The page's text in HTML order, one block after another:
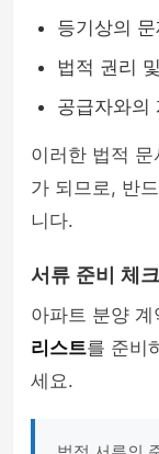
등기상의
법적 권리
공급자와의
이러한 법적
가 되므로, 반
니다.
서류 준비 체
아파트 분양 계
리스트를 준비
세요.